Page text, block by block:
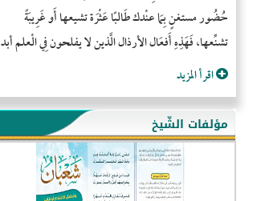
حُضُور مستغنٍ بِمَا عنْدك طَالبًا عَثْرَة تشيعها أَو غَرِيبَةً
تشنِّعها، فَهَذِهِ أَفعَال الأرذال الَّذين لا يفلحون فِي الْعلم أبد
اقرأ المزيد
مؤلفات الشّيخ